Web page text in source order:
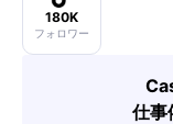
180K
フォロワー
仕事